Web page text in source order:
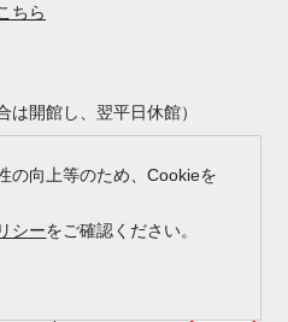
の向上等のため、Cookieを
シーをご確認ください。
ちら
は開館し、翌平日休館）